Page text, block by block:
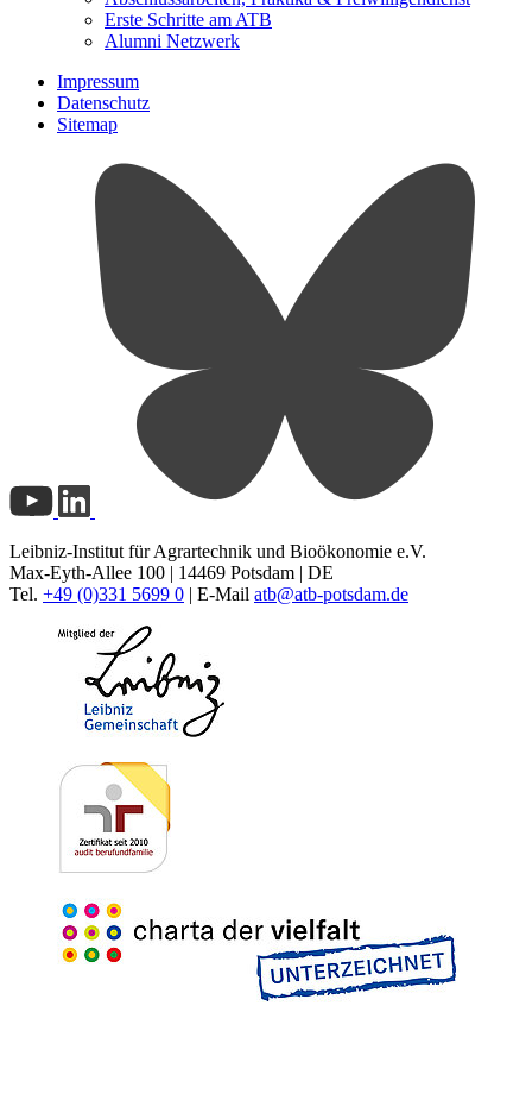
Erste Schritte am ATB
Alumni Netzwerk
Impressum
Datenschutz
Sitemap
Leibniz-Institut für Agrartechnik und Bioökonomie e.V.
Max-Eyth-Allee 100 | 14469 Potsdam | DE
Tel. +49 (0)331 5699 0 | E-Mail atb@atb-potsdam.de